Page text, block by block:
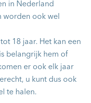
in Nederland
worden ook wel
18 jaar. Het kan een
belangrijk hem of
er ook elk jaar
u kunt dus ook
te halen.